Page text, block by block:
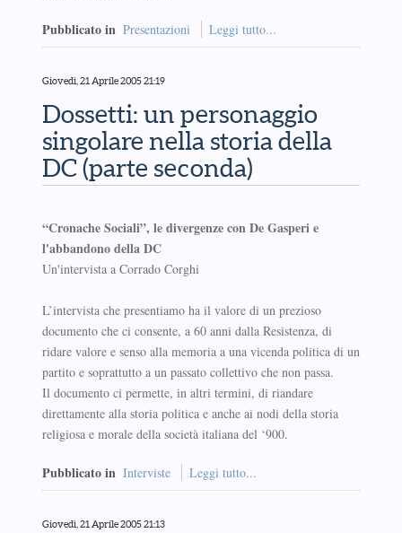
Pubblicato in Presentazioni Leggi tutto...
Giovedì, 21 Aprile 2005 21:19
Dossetti: un personaggio
singolare nella storia della
DC (parte seconda)
“Cronache Sociali”, le divergenze con De Gasperi e
l'abbandono della DC
Un'intervista a Corrado Corghi
L’intervista che presentiamo ha il valore di un prezioso
documento che ci consente, a 60 anni dalla Resistenza, di
ridare valore e senso alla memoria a una vicenda politica di un
partito e soprattutto a un passato collettivo che non passa.
Il documento ci permette, in altri termini, di riandare
direttamente alla storia politica e anche ai nodi della storia
religiosa e morale della società italiana del ‘900.
Pubblicato in Interviste Leggi tutto...
Giovedì, 21 Aprile 2005 21:13